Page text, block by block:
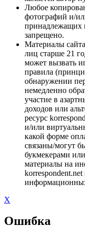
Любое
фотографий и/
принадлежащих
запрещено.
Материалы
лиц старше 21
может вызвать
правила
обнаружении
немедленно
участие в
доходов или
ресурс
и/или
какой форме
связаны/могут
букмекерами
материалы на
X
Ошибка